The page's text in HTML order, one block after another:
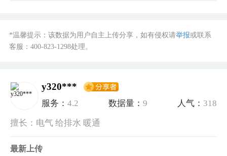
*温馨提示：该数据为用户自主上传分享，如有侵权请举报或联系
客服： 400-823-1298处理。
y320***
服务：4.2 数据量：9 人气： 318
擅长：电气 给排水 暖通
最新上传